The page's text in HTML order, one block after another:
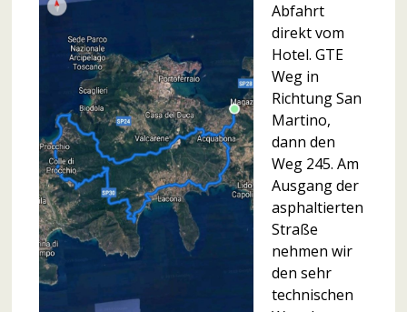
Abfahrt
direkt vom
Hotel. GTE
Weg in
Richtung San
Martino,
dann den
Weg 245. Am
Ausgang der
asphaltierten
Straße
nehmen wir
den sehr
technischen